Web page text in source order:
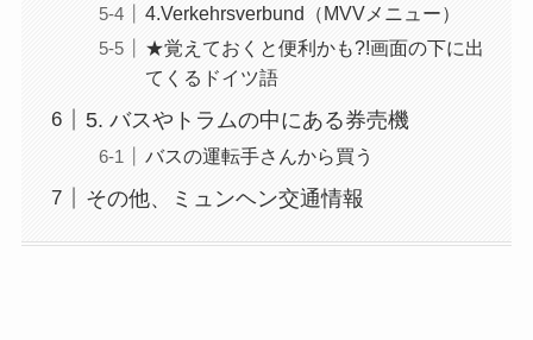
4.Verkehrsverbund（MVVメニュー）
★覚えておくと便利かも?!画面の下に出
てくるドイツ語
5. バスやトラムの中にある券売機
バスの運転手さんから買う
その他、ミュンヘン交通情報